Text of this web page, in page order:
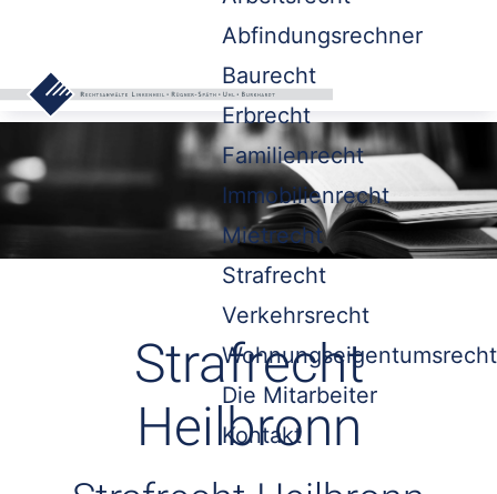
Abfindungsrechner
Baurecht
Erbrecht
Familienrecht
Immobilienrecht
Mietrecht
Strafrecht
Verkehrsrecht
Wohnungseigentumsrecht
Die Mitarbeiter
Kontakt
Strafrecht
Heilbronn